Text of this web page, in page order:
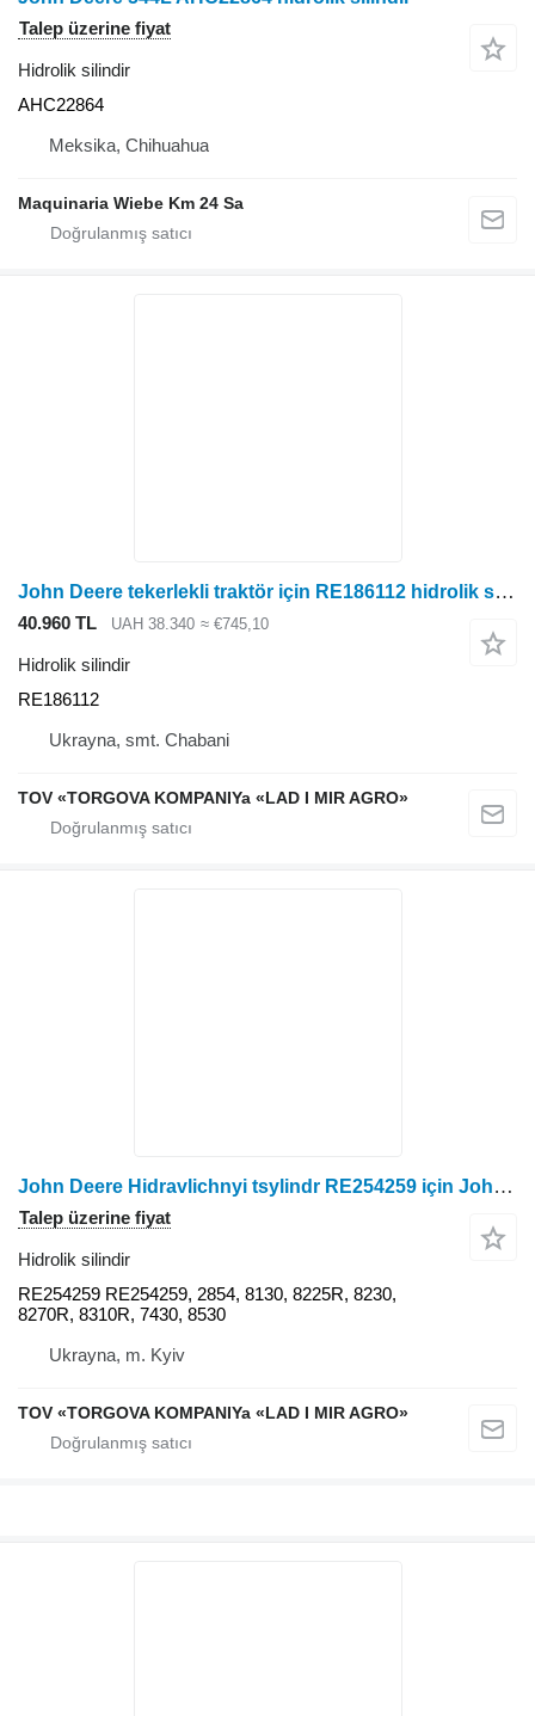
Talep üzerine fiyat
Hidrolik silindir
AHC22864
Meksika, Chihuahua
Maquinaria Wiebe Km 24 Sa
John Deere tekerlekli traktör için RE186112 hidrolik silindir
40.960 TL UAH 38.340 ≈ €745,10
Hidrolik silindir
RE186112
Ukrayna, smt. Chabani
TOV «TORGOVA KOMPANIYa «LAD I MIR AGRO»
John Deere Hidravlichnyi tsylindr RE254259 için John Deere do traktoriv 2854, 8130, 8225R, 8230, 8270R, 8310R, 7430, 8530 RE254259 hidrolik silindir
Talep üzerine fiyat
Hidrolik silindir
RE254259 RE254259, 2854, 8130, 8225R, 8230,
8270R, 8310R, 7430, 8530
Ukrayna, m. Kyiv
TOV «TORGOVA KOMPANIYa «LAD I MIR AGRO»